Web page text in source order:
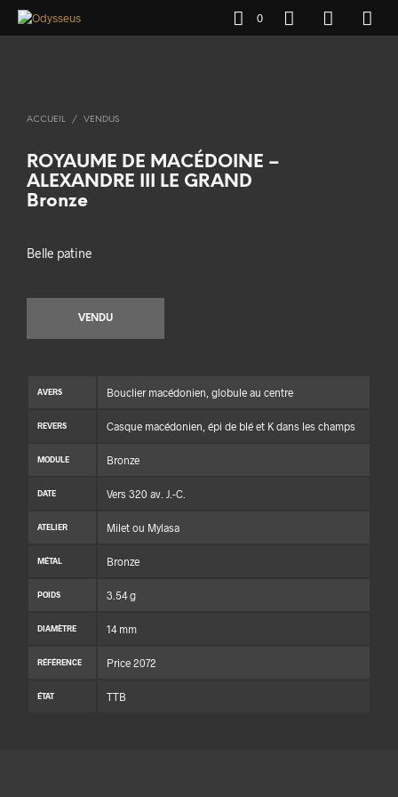
0
ACCUEIL / VENDUS
ROYAUME DE MACÉDOINE –
ALEXANDRE III LE GRAND
Bronze
Belle patine
VENDU
AVERS Bouclier macédonien, globule au centre
REVERS Casque macédonien, épi de blé et K dans les champs
MODULE Bronze
DATE Vers 320 av. J.-C.
ATELIER Milet ou Mylasa
MÉTAL Bronze
POIDS 3.54 g
DIAMÈTRE 14 mm
RÉFÉRENCE Price 2072
ÉTAT TTB